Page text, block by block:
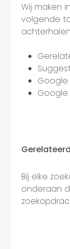
Wij maken
volgende
Bij elke
onderaan